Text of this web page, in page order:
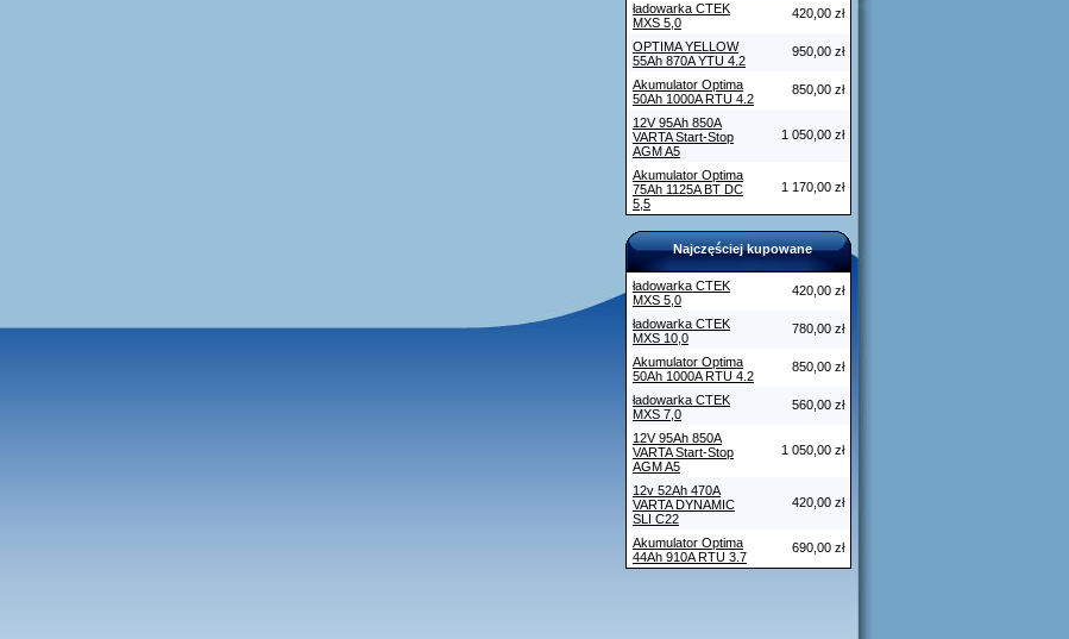
ładowarka CTEK
MXS 5,0
420,00 zł
OPTIMA YELLOW
55Ah 870A YTU 4.2
950,00 zł
Akumulator Optima
50Ah 1000A RTU 4.2
850,00 zł
12V 95Ah 850A
VARTA Start-Stop
AGM A5
1 050,00 zł
Akumulator Optima
75Ah 1125A BT DC
5,5
1 170,00 zł
Najczęściej kupowane
ładowarka CTEK
MXS 5,0
420,00 zł
ładowarka CTEK
MXS 10,0
780,00 zł
Akumulator Optima
50Ah 1000A RTU 4.2
850,00 zł
ładowarka CTEK
MXS 7,0
560,00 zł
12V 95Ah 850A
VARTA Start-Stop
AGM A5
1 050,00 zł
12v 52Ah 470A
VARTA DYNAMIC
SLI C22
420,00 zł
Akumulator Optima
44Ah 910A RTU 3.7
690,00 zł